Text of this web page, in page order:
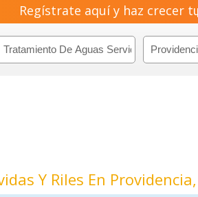
Regístrate aquí y haz crecer
Y Riles En